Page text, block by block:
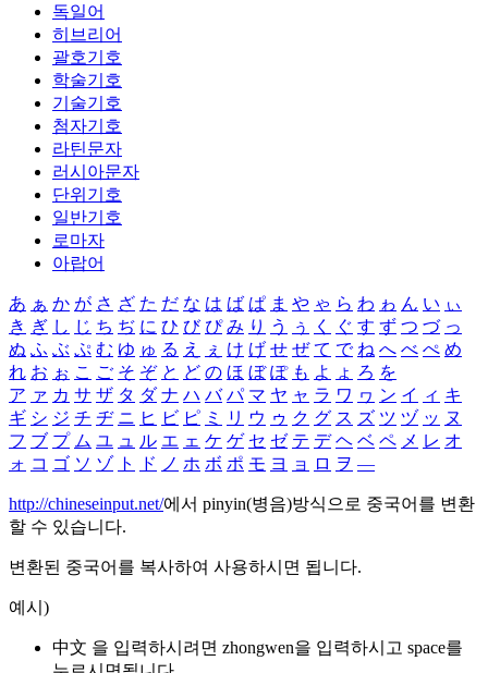
독일어
히브리어
괄호기호
학술기호
기술기호
첨자기호
라틴문자
러시아문자
단위기호
일반기호
로마자
아랍어
あ ぁ か が さ ざ た だ な は ば ぱ ま や ゃ ら わ ゎ ん い ぃ
き ぎ し じ ち ぢ に ひ び ぴ み り う ぅ く ぐ す ず つ づ っ
ぬ ふ ぶ ぷ む ゆ ゅ る え ぇ け げ せ ぜ て で ね へ べ ぺ め
れ お ぉ こ ご そ ぞ と ど の ほ ぼ ぽ も よ ょ ろ を
ア ァ カ サ ザ タ ダ ナ ハ バ パ マ ヤ ャ ラ ワ ヮ ン イ ィ キ
ギ シ ジ チ ヂ ニ ヒ ビ ピ ミ リ ウ ゥ ク グ ス ズ ツ ヅ ッ ヌ
フ ブ プ ム ユ ュ ル エ ェ ケ ゲ セ ゼ テ デ ヘ ベ ペ メ レ オ
ォ コ ゴ ソ ゾ ト ド ノ ホ ボ ポ モ ヨ ョ ロ ヲ ―
http://chineseinput.net/에서 pinyin(병음)방식으로 중국어를 변환
할 수 있습니다.
변환된 중국어를 복사하여 사용하시면 됩니다.
예시)
中文 을 입력하시려면 zhongwen을 입력하시고 space를